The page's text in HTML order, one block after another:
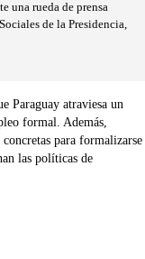
una rueda de prensa
de la Presidencia,
Paraguay atraviesa un
formal. Además,
para formalizarse
las políticas de